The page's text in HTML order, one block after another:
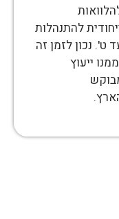
להתנהלות
ט'. נכון לזמן זה
ממנו ייעוץ